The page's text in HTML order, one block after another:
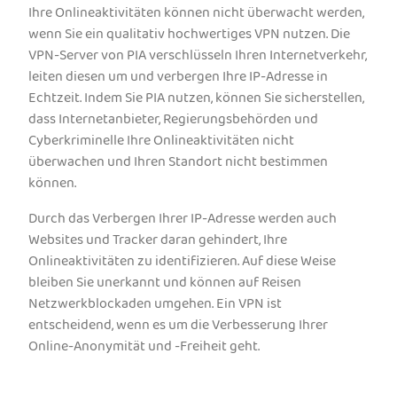
Ihre Onlineaktivitäten können nicht überwacht werden,
wenn Sie ein qualitativ hochwertiges VPN nutzen. Die
VPN-Server von PIA verschlüsseln Ihren Internetverkehr,
leiten diesen um und verbergen Ihre IP-Adresse in
Echtzeit. Indem Sie PIA nutzen, können Sie sicherstellen,
dass Internetanbieter, Regierungsbehörden und
Cyberkriminelle Ihre Onlineaktivitäten nicht
überwachen und Ihren Standort nicht bestimmen
können.
Durch das Verbergen Ihrer IP-Adresse werden auch
Websites und Tracker daran gehindert, Ihre
Onlineaktivitäten zu identifizieren. Auf diese Weise
bleiben Sie unerkannt und können auf Reisen
Netzwerkblockaden umgehen. Ein VPN ist
entscheidend, wenn es um die Verbesserung Ihrer
Online-Anonymität und -Freiheit geht.